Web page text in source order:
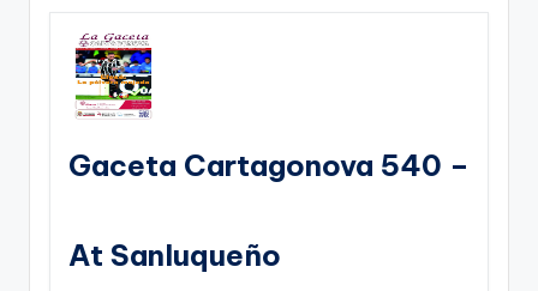
Gaceta Cartagonova 540 –
At Sanluqueño